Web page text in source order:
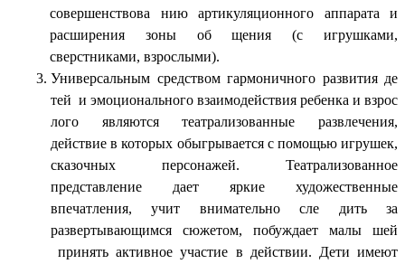
совершенствова нию артикуляционного аппарата и
расширения зоны об щения (с игрушками,
сверстниками, взрослыми).
Универсальным средством гармоничного развития де
тей и эмоционального взаимодействия ребенка и взрос
лого являются театрализованные развлечения,
действие в которых обыгрывается с помощью игрушек,
сказочных персонажей. Театрализованное
представление дает яркие художественные
впечатления, учит внимательно сле дить за
развертывающимся сюжетом, побуждает малы шей
принять активное участие в действии. Дети имеют